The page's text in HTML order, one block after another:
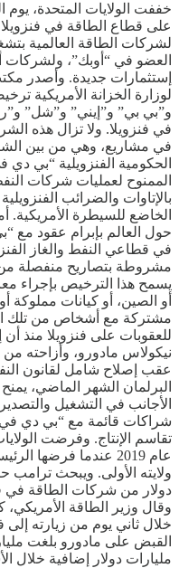
خففت الولايات المتحدة، يوم
على قطاع الطاقة في
لشركات الطاقة العالمية
العضو في “أوبك”،
إستثمارات جديدة. وأصدر
لوزارة الخزانة الأمريكية
و”بي بي” و”إيني” و”شل”
في فنزويلا. ولا تزال هذه
في مشاريع، وهي من بين
الحكومية الفنزويلية “بي
الممنوح لعمليات شركات
بالإتاوات والضرائب
الخاضع للسيطرة
حول العالم بإبرام عقود مع
في قطاعي النفط والغاز
مشروطة بتصاريح منفصلة من
يسمح هذا الترخيص بإجراء
أو الصين، أو كيانات
مشتركة مع أشخاص من تلك
للعقوبات على فنزويلا منذ أن
نيكولاس مادورو، وأزاحته
عقب إصلاح شامل لقانون
البرلمان الشهر الماضي،
الأجانب في التشغيل
شراكات قائمة مع “بي دي في
تقاسم الإنتاج. وفرضت
عام 2019 عندما فرضها
دولار من شركات الطاقة في
وقال وزير الطاقة
خلال ثاني يوم من زيارته إلى
مليارات دولار إضافية خلال